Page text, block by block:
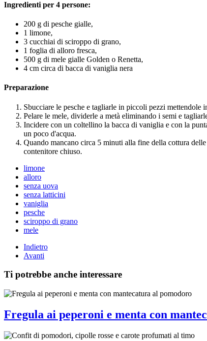
Ingredienti per 4 persone:
200 g di pesche gialle,
1 limone,
3 cucchiai di sciroppo di grano,
1 foglia di alloro fresca,
500 g di mele gialle Golden o Renetta,
4 cm circa di bacca di vaniglia nera
Preparazione
Sbucciare le pesche e tagliarle in piccoli pezzi
Pelare le mele, dividerle a metà eliminando i semi e
Incidere con un coltellino la bacca di vaniglia e con la
un poco d'acqua.
Quando mancano circa 5 minuti alla fine della cottura
contenitore chiuso.
limone
alloro
senza uova
senza latticini
vaniglia
pesche
sciroppo di grano
mele
Indietro
Avanti
Ti potrebbe anche interessare
Fregula ai peperoni e menta con